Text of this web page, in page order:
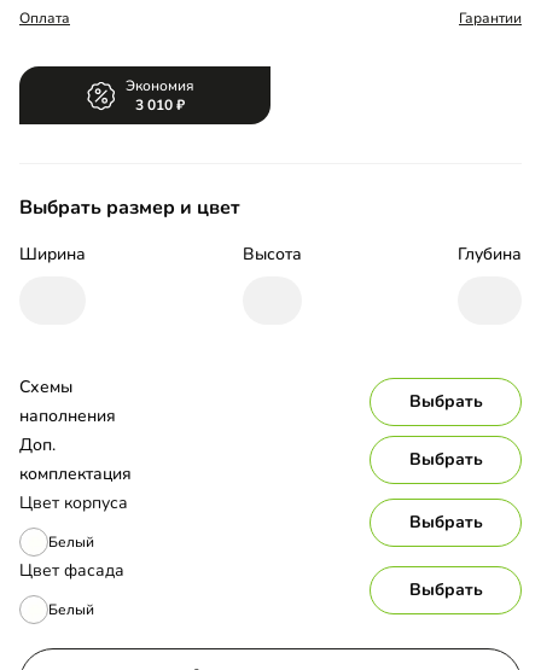
Оплата Гарантии
Экономия
3 010
Выбрать размер и цвет
Ширина Высота Глубина
Цвет корпуса
Белый
Выбрать
Цвет фасада
Белый
Выбрать
Схемы
наполнения
Выбрать
Доп.
комплектация
Выбрать